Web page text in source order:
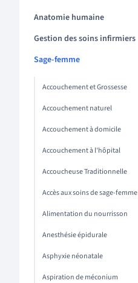
Anatomie humaine
Gestion des soins infirmiers
Sage-femme
Accouchement et Grossesse
Accouchement naturel
Accouchement à domicile
Accouchement à l'hôpital
Accoucheuse Traditionnelle
Accès aux soins de sage-femme
Alimentation du nourrisson
Anesthésie épidurale
Asphyxie néonatale
Aspiration de méconium